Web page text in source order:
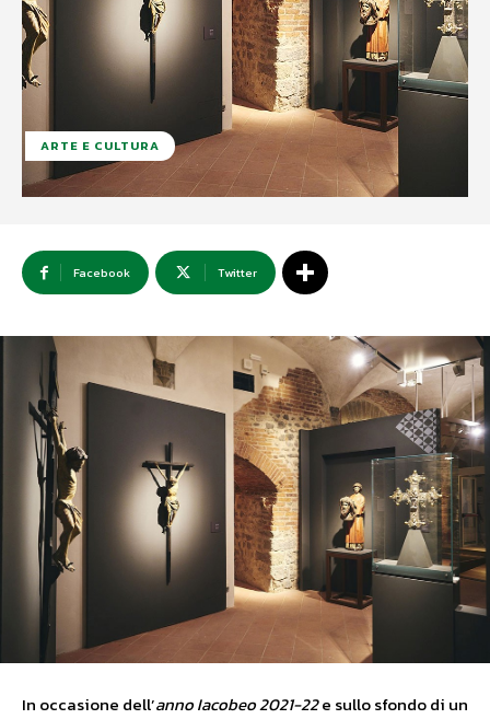
ARTE E CULTURA
Facebook Twitter
In occasione dell’anno Iacobeo 2021-22e sullo sfondo di un